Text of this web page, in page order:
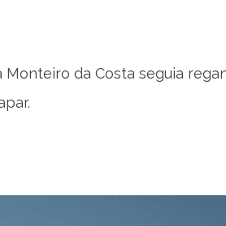
da Costa seguia